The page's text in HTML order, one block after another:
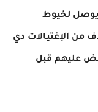
يوصل لخيوط
من الإغتيالات دي
عليهم قبل